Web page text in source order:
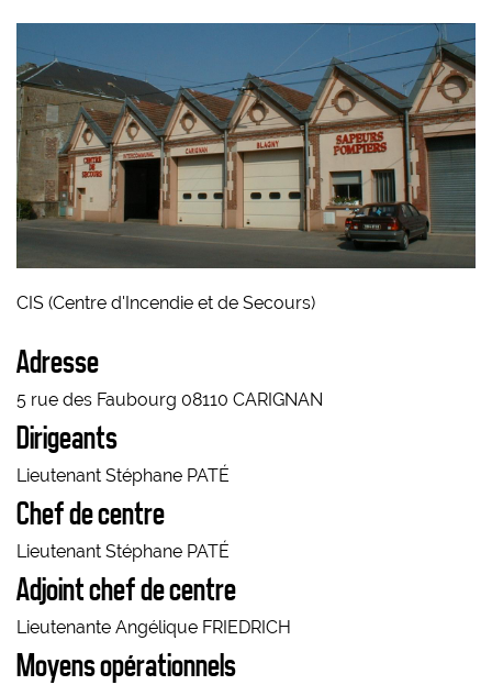
CIS (Centre d'Incendie et de Secours)
Adresse
5 rue des Faubourg 08110 CARIGNAN
Dirigeants
Lieutenant Stéphane PATÉ
Chef de centre
Lieutenant Stéphane PATÉ
Adjoint chef de centre
Lieutenante Angélique FRIEDRICH
Moyens opérationnels